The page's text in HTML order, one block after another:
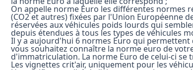
On appelle norme Euro les différentes normes
(CO2 et autres) fixées par l'Union Européenne
réservées aux véhicules poids lourds qui
depuis étendues à tous les types de véhicules
Il y a aujourd'hui 6 normes Euro qui
vous souhaitez connaître la norme euro de
d'immatriculation. La norme Euro de celui-ci se
Les vignettes crit'air, uniquement pour les